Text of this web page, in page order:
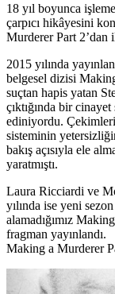
18 yıl boyunca
çarpıcı hikâyesini
Murderer Part 2’dan
2015 yılında
belgesel dizisi
suçtan hapis yatan
çıktığında bir
ediniyordu.
sisteminin
bakış açısıyla ele
yaratmıştı.
Laura Ricciardi ve
yılında ise yeni
alamadığımız
fragman yayınlandı.
Making a Murderer